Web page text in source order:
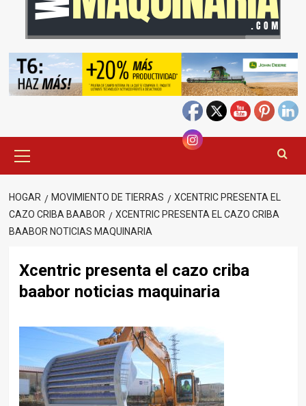
principal
HOGAR MOVIMIENTO DE TIERRAS
XCENTRIC PRESENTA EL
CAZO CRIBA BAABOR
XCENTRIC PRESENTA EL CAZO CRIBA
BAABOR NOTICIAS MAQUINARIA
Xcentric presenta el cazo criba
baabor noticias maquinaria